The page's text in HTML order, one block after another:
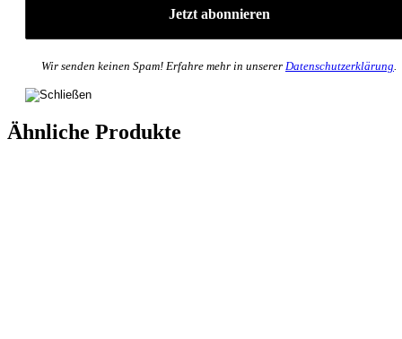
Wir senden keinen Spam! Erfahre mehr in unserer Datenschutzerklärung.
Ähnliche Produkte